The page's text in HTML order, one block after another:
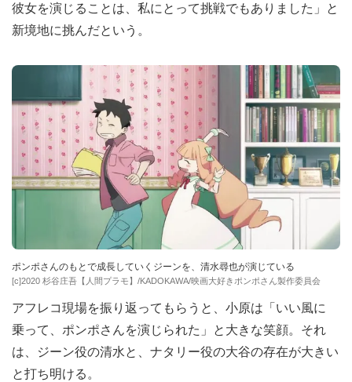
彼女を演じることは、私にとって挑戦でもありました」と
新境地に挑んだという。
ポンポさんのもとで成長していくジーンを、清水尋也が演じている
[c]2020 杉谷庄吾【人間プラモ】/KADOKAWA/映画大好きポンポさん製作委員会
アフレコ現場を振り返ってもらうと、小原は「いい風に
乗って、ポンポさんを演じられた」と大きな笑顔。それ
は、ジーン役の清水と、ナタリー役の大谷の存在が大きい
と打ち明ける。